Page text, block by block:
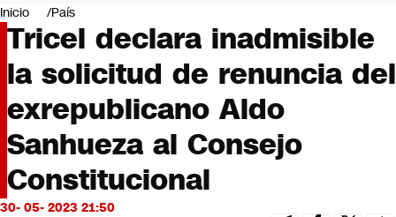
Negocios
Deportes
Programas completos
Cultura
Servicios
Bits
CNN Data
CNN tiempo
Futuro 360
Opinión
Inicio País
Tricel declara inadmisible
la solicitud de renuncia del
exrepublicano Aldo
Sanhueza al Consejo
Constitucional
30- 05- 2023 21:50